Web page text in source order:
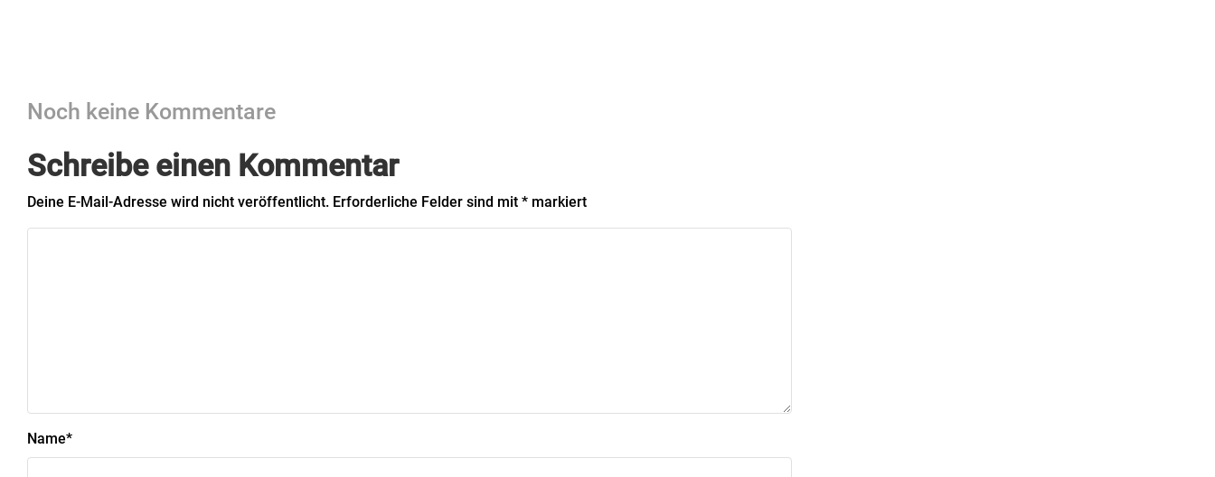
Noch keine Kommentare
Schreibe einen Kommentar
Deine E-Mail-Adresse wird nicht veröffentlicht. Erforderliche Felder sind mit * markiert
Name*